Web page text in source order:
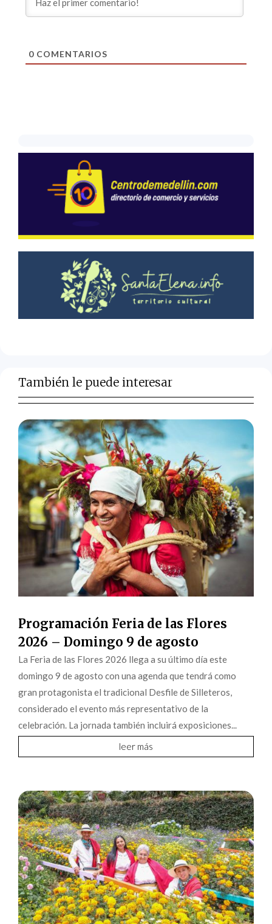
0COMENTARIOS
También le puede interesar
Programación Feria de las Flores
2026 – Domingo 9 de agosto
La Feria de las Flores 2026 llega a su último día este
domingo 9 de agosto con una agenda que tendrá como
gran protagonista el tradicional Desfile de Silleteros,
considerado el evento más representativo de la
celebración. La jornada también incluirá exposiciones...
leer más